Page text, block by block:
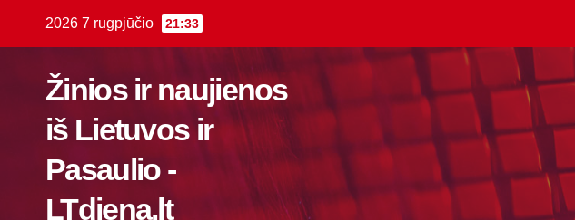
2026 7 rugpjūčio 21:33
Žinios ir naujienos
iš Lietuvos ir
Pasaulio -
LTdiena.lt